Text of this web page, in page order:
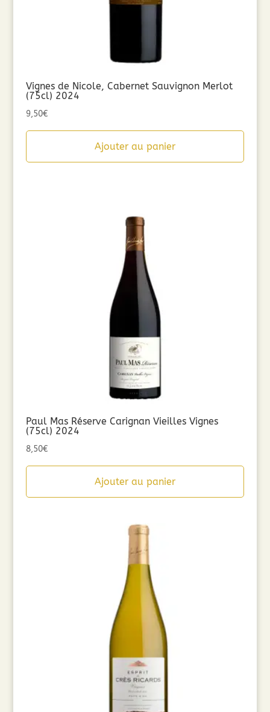
Vignes de Nicole, Cabernet Sauvignon Merlot
(75cl) 2024
9,50€
Ajouter au panier
Paul Mas Réserve Carignan Vieilles Vignes
(75cl) 2024
8,50€
Ajouter au panier